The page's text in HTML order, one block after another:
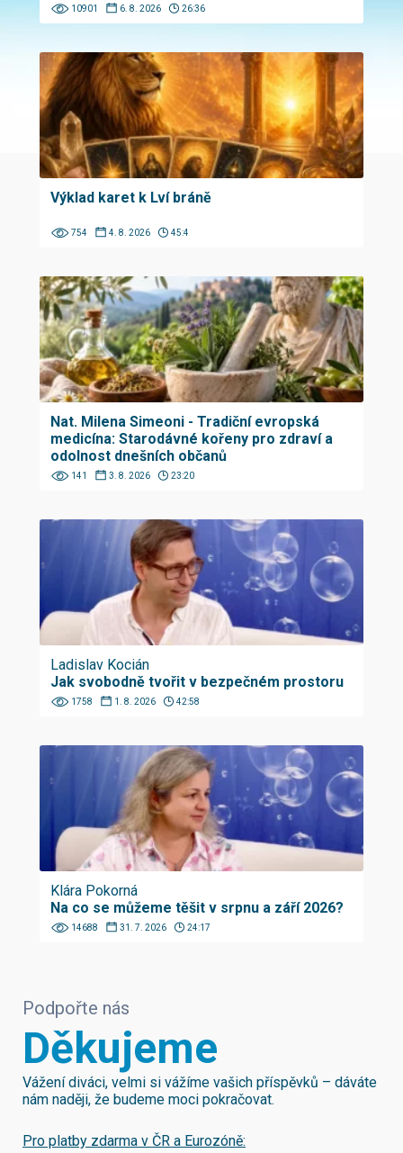
10901 6. 8. 2026 26:36
Výklad karet k Lví bráně
754 4. 8. 2026 45:4
Nat. Milena Simeoni - Tradiční evropská
medicína: Starodávné kořeny pro zdraví a
odolnost dnešních občanů
141 3. 8. 2026 23:20
Ladislav Kocián
Jak svobodně tvořit v bezpečném prostoru
1758 1. 8. 2026 42:58
Klára Pokorná
Na co se můžeme těšit v srpnu a září 2026?
14688 31. 7. 2026 24:17
Podpořte nás
Děkujeme
Vážení diváci, velmi si vážíme vašich příspěvků – dáváte
nám naději, že budeme moci pokračovat.
Pro platby zdarma v ČR a Eurozóně: